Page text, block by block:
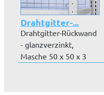
Drahtgitter-...
Drahtgitter-Rückwand
- glanzverzinkt,
Masche 50 x 50 x 3